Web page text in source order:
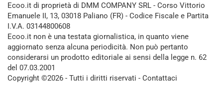
Ecoo.it di proprietà di DMM COMPANY SRL - Corso Vittorio
Emanuele II, 13, 03018 Paliano (FR) - Codice Fiscale e Partita
I.V.A. 03144800608
Ecoo.it non è una testata giornalistica, in quanto viene
aggiornato senza alcuna periodicità. Non può pertanto
considerarsi un prodotto editoriale ai sensi della legge n. 62
del 07.03.2001
Copyright ©2026 - Tutti i diritti riservati - Contattaci